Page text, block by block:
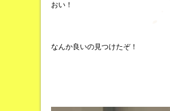
おい！
なんか良いの見つけたぞ！